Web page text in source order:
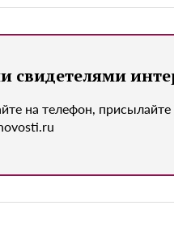
свидетелями
на телефон,